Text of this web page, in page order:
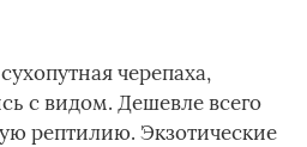
черепаха,
с видом. Дешевле всего
рептилию. Экзотические